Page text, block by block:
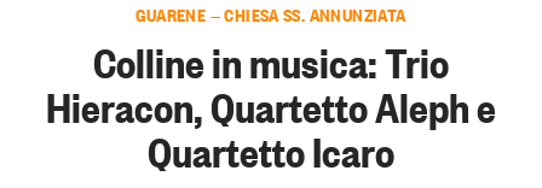
GUARENE — CHIESA SS. ANNUNZIATA
Colline in musica: Trio
Hieracon, Quartetto Aleph e
Quartetto Icaro